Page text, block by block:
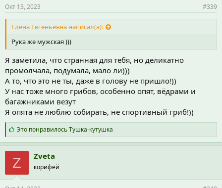
Окт 13, 2023 #339
Елена Евгеньевна написал(а):
Рука же мужская )))
Я заметила, что странная для тебя, но деликатно
промолчала, подумала, мало ли)))
А то, что это не ты, даже в голову не пришло!))
У нас тоже много грибов, особенно опят, вёдрами и
багажниками везут
Я опята не люблю собирать, не спортивный гриб!))
С
и
м
п
а
т
и
Это понравилосьТушка-кутушка
Z Zveta
корифей